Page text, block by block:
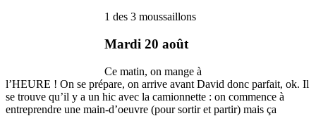
1 des 3 moussaillons
Mardi 20 août
Ce matin, on mange à
l’HEURE ! On se prépare, on arrive avant David donc parfait, ok. Il
se trouve qu’il y a un hic avec la camionnette : on commence à
entreprendre une main-d’oeuvre (pour sortir et partir) mais ça